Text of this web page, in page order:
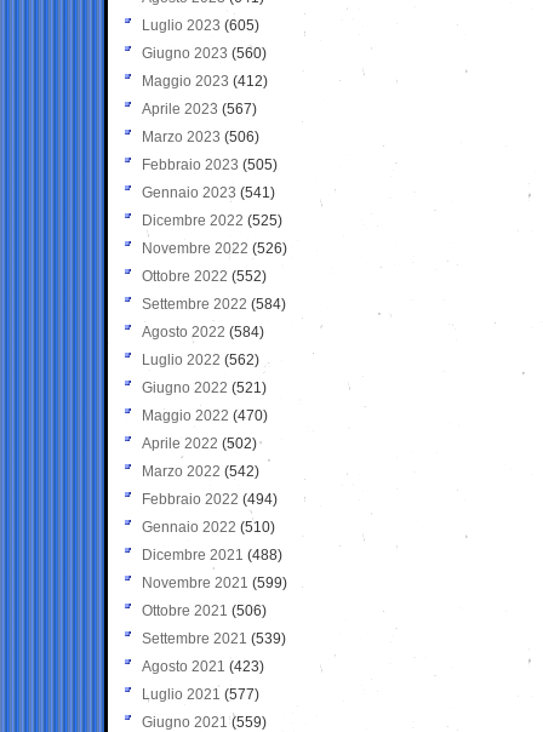
Luglio 2023 (605)
Giugno 2023 (560)
Maggio 2023 (412)
Aprile 2023 (567)
Marzo 2023 (506)
Febbraio 2023 (505)
Gennaio 2023 (541)
Dicembre 2022 (525)
Novembre 2022 (526)
Ottobre 2022 (552)
Settembre 2022 (584)
Agosto 2022 (584)
Luglio 2022 (562)
Giugno 2022 (521)
Maggio 2022 (470)
Aprile 2022 (502)
Marzo 2022 (542)
Febbraio 2022 (494)
Gennaio 2022 (510)
Dicembre 2021 (488)
Novembre 2021 (599)
Ottobre 2021 (506)
Settembre 2021 (539)
Agosto 2021 (423)
Luglio 2021 (577)
Giugno 2021(559)